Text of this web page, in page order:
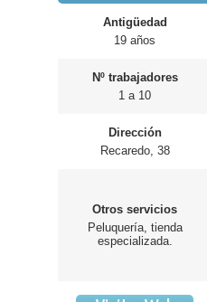
Antigüedad
19 años
Nº trabajadores
1 a 10
Dirección
Recaredo, 38
Otros servicios
Peluquería, tienda
especializada.